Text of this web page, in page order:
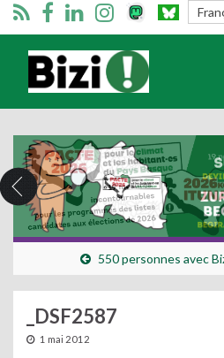
Bizimugi
550 personnes avec
_DSF2587
1 mai 2012